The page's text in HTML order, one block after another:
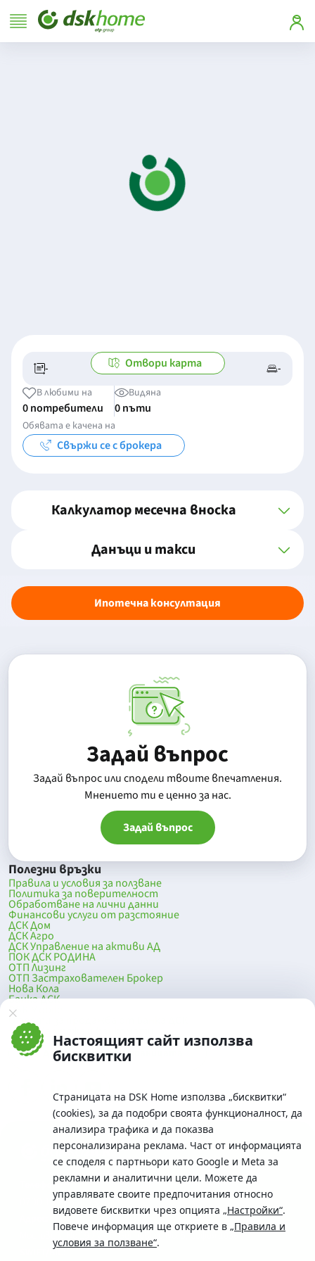
Настоящият сайт използва
бисквитки
Страницата на DSK Home използва „бисквитки“
(cookies), за да подобри своята функционалност, да
анализира трафика и да показва
персонализирана реклама. Част от информацията
се споделя с партньори като Google и Meta за
рекламни и аналитични цели. Можете да
управлявате своите предпочитания относно
видовете бисквитки чрез опцията „Настройки“.
Повече информация ще откриете в „Правила и
условия за ползване“.
- -/- -
Отвори карта
В любими на
0 потребители
Видяна
0 пъти
Обявата е качена на
Свържи се с брокера
Калкулатор месечна вноска
Данъци и такси
Ипотечна консултация
Задай въпрос
Задай въпрос или сподели твоите впечатления.
Mнението ти е ценно за нас.
Задай въпрос
Полезни връзки
Правила и условия за ползване
Политика за поверителност
Обработване на лични данни
Финансови услуги от разстояние
ДСК Дом
ДСК Агро
ДСК Управление на активи АД
ПОК ДСК РОДИНА
ОТП Лизинг
ОТП Застрахователен Брокер
Нова Кола
Банка ДСК
DSK Mobile
Оферти за продажба от Банка ДСК
Клонова мрежа и банкомати
До началото на страницата
Телефон:
0700 10 375 / *2375
Московска No.19 / ул. Г. Бенковски No. 5, София 1036
SWIFT/BIC: